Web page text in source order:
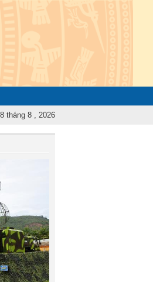
tác kiểm tra, giám sát năm 2025
tháng 8 , 2026